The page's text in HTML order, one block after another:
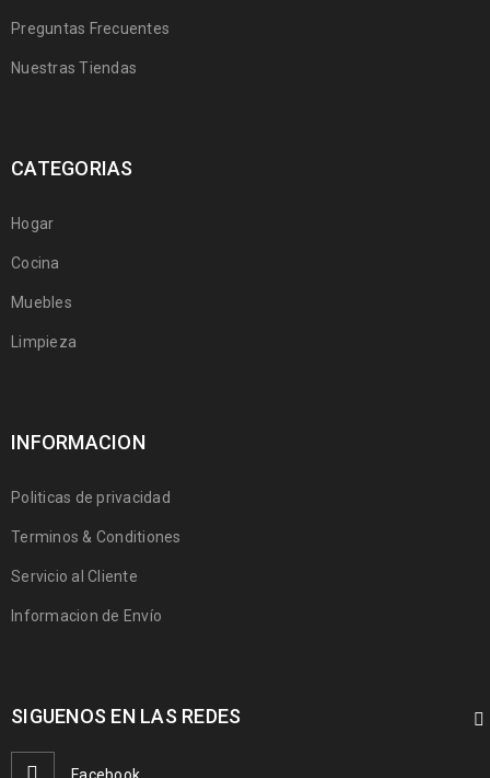
Preguntas Frecuentes
Nuestras Tiendas
CATEGORIAS
Hogar
Cocina
Muebles
Limpieza
INFORMACION
Politicas de privacidad
Terminos & Conditiones
Servicio al Cliente
Informacion de Envío
SIGUENOS EN LAS REDES